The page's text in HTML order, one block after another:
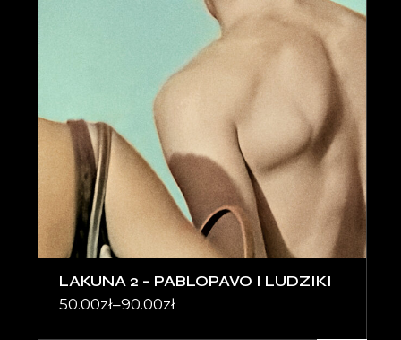
LAKUNA 2 – PABLOPAVO I LUDZIKI
50.00zł–90.00zł